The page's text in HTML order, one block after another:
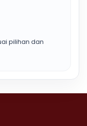
pilihan dan